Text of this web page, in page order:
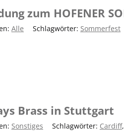
zum HOFENER
Alle Schlagwörter: Sommerfest
Brass in Stuttgart
Sonstiges Schlagwörter: Cardiff,